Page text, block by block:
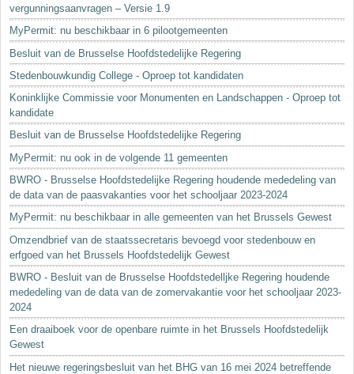
vergunningsaanvragen – Versie 1.9
MyPermit: nu beschikbaar in 6 pilootgemeenten
Besluit van de Brusselse Hoofdstedelijke Regering
Stedenbouwkundig College - Oproep tot kandidaten
Koninklijke Commissie voor Monumenten en Landschappen - Oproep tot
kandidate
Besluit van de Brusselse Hoofdstedelijke Regering
MyPermit: nu ook in de volgende 11 gemeenten
BWRO - Brusselse Hoofdstedelijke Regering houdende mededeling van
de data van de paasvakanties voor het schooljaar 2023-2024
MyPermit: nu beschikbaar in alle gemeenten van het Brussels Gewest
Omzendbrief van de staatssecretaris bevoegd voor stedenbouw en
erfgoed van het Brussels Hoofdstedelijk Gewest
BWRO - Besluit van de Brusselse Hoofdstedelljke Regering houdende
mededeling van de data van de zomervakantie voor het schooljaar 2023-
2024
Een draaiboek voor de openbare ruimte in het Brussels Hoofdstedelijk
Gewest
Het nieuwe regeringsbesluit van het BHG van 16 mei 2024 betreffende